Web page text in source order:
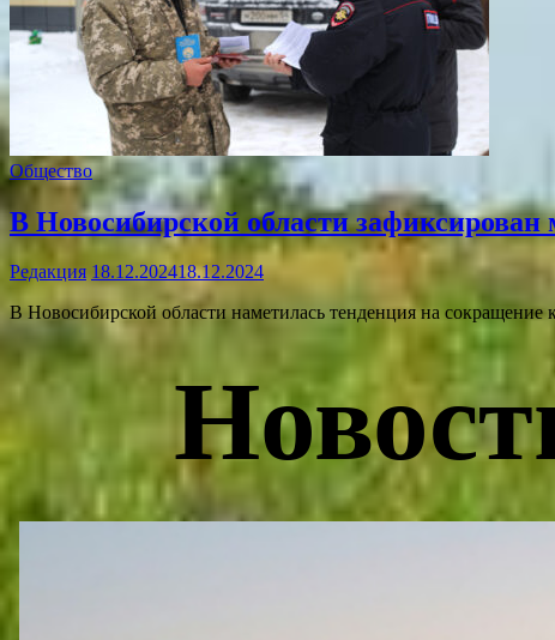
Общество
В Новосибирской области
Редакция 18.12.202418.12.2024
В Новосибирской области наметилась тенденция на